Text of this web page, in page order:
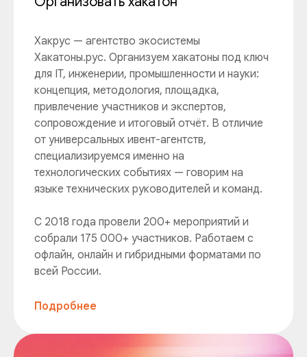
Хакрус — агентство экосистемы
Хакатоны.рус. Организуем хакатоны под ключ
для IT, инженерии, промышленности и науки:
концепция, методология, площадка,
привлечение участников и экспертов,
сопровождение и итоговый отчёт. В отличие
от универсальных ивент-агентств,
специализируемся именно на
технологических событиях — говорим на
языке технических руководителей и команд.
С 2018 года провели 200+ мероприятий и
собрали 175 000+ участников. Работаем с
офлайн, онлайн и гибридными форматами по
всей России.
Подробнее